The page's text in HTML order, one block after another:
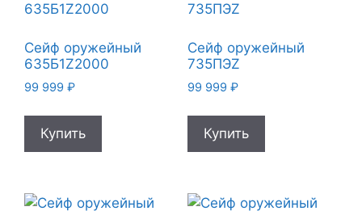
Сейф оружейный
635Б1Z2000
99 999 ₽
Купить
Сейф оружейный
735ПЭZ
99 999 ₽
Купить